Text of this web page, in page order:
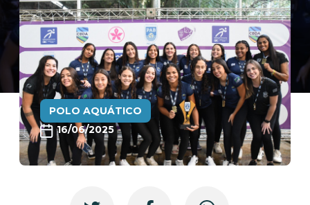
POLO AQUÁTICO
16/06/2025